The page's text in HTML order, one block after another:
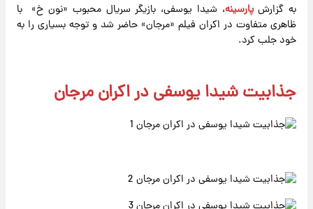
به گزارشپارسینه، شیدا یوسفی، بازیگر سریال محبوب «نون خ» با
ظاهری متفاوت در اکران فیلم «مرجان» حاضر شد و توجه بسیاری را به
خود جلب کرد.
جذابیت شیدا یوسفی در اکران مرجان